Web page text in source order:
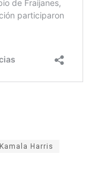
Kamala Harris